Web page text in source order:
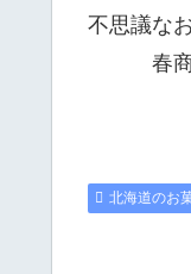
不思議な
春商品
北海道のお